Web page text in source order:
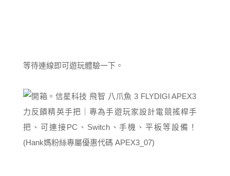
等待連線即可遊玩體驗一下。